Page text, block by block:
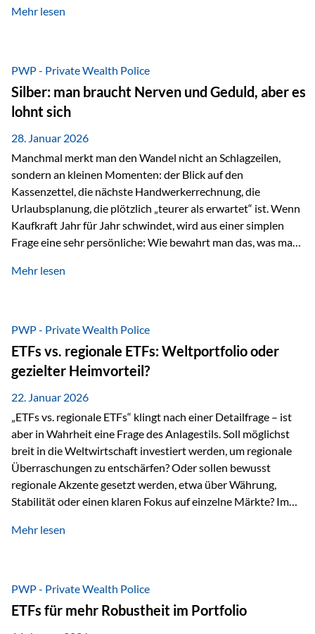
starken Anstiegen. Diese verändern jedoch nicht die
von geopolitischen Spannungen, einer stark ausgeweiteten
Geldmenge sowie strukturellen Verschiebungen an den
Kapitalmärkten geprägt ist, bleibt Gold ein bewährter Anker.
Nicht, weil…
Mehr lesen
PWP - Private Wealth Police
Silber: man braucht Nerven und Geduld, aber es
lohnt sich
28. Januar 2026
Manchmal merkt man den Wandel nicht an Schlagzeilen,
sondern an kleinen Momenten: der Blick auf den
Kassenzettel, die nächste Handwerkerrechnung, die
Urlaubsplanung, die plötzlich „teurer als erwartet“ ist. Wenn
Kaufkraft Jahr für Jahr schwindet, wird aus einer simplen
Frage eine sehr persönliche: Wie bewahrt man das, was man
Sachwerten mit einer Investition in Sachwerte zu
gerade dann, wenn Märkte nervös werden,…
Mehr lesen
PWP - Private Wealth Police
ETFs vs. regionale ETFs: Weltportfolio oder
gezielter Heimvorteil?
22. Januar 2026
„ETFs vs. regionale ETFs“ klingt nach einer Detailfrage – ist
aber in Wahrheit eine Frage des Anlagestils. Soll möglichst
breit in die Weltwirtschaft investiert werden, um regionale
Überraschungen zu entschärfen? Oder sollen bewusst
regionale Akzente gesetzt werden, etwa über Währung,
Stabilität oder einen klaren Fokus auf einzelne Märkte? Im
Wealth Police der Vienna-Life lassen sich beide Ansätze
Risikostreuung, Inflationsrobustheit und Stabilisierung. 1)
Die Philosophiefrage: breit oder bewusst? Global investieren
bedeutet: Das Portfolio bildet die Weltmärkte möglichst
Mehr lesen
PWP - Private Wealth Police
ETFs für mehr Robustheit im Portfolio